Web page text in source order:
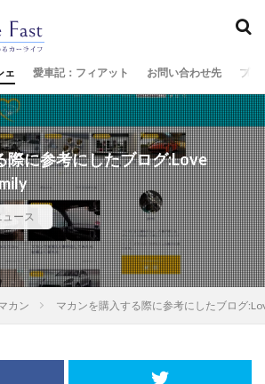
ェ 愛車記：フィアット お問い合わせ先 プロ
際に参考にしたブログ:Love
ュース
カン マカンを購入する際に参考にしたブログ